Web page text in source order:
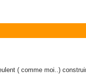
( comme moi..)